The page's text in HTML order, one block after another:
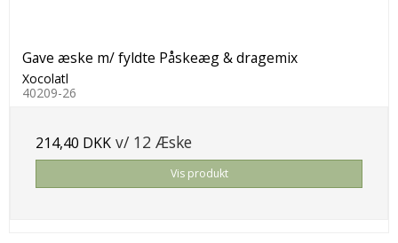
Gave æske m/ fyldte Påskeæg & dragemix
Xocolatl
40209-26
214,40 DKK v/ 12 Æske
Vis produkt